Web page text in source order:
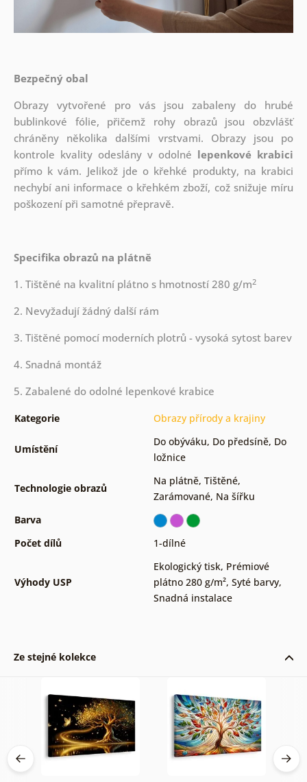
Bezpečný obal
Obrazy vytvořené pro vás jsou zabaleny do hrubé
bublinkové fólie, přičemž rohy obrazů jsou obzvlášť
chráněny několika dalšími vrstvami. Obrazy jsou po
kontrole kvality odeslány v odolné lepenkové krabici
přímo k vám. Jelikož jde o křehké produkty, na krabici
nechybí ani informace o křehkém zboží, což snižuje míru
poškození při samotné přepravě.
Specifika obrazů na plátně
1. Tištěné na kvalitní plátno s hmotností 280 g/m2
2. Nevyžadují žádný další rám
3. Tištěné pomocí moderních plotrů - vysoká sytost barev
4. Snadná montáž
5. Zabalené do odolné lepenkové krabice
Kategorie Obrazy přírody a krajiny
Umístění
Do obýváku, Do předsíně, Do
ložnice
Technologie obrazů
Na plátně, Tištěné,
Zarámované, Na šířku
Barva
Počet dílů
1-dílné
Výhody USP
Ekologický tisk, Prémiové
plátno 280 g/m², Syté barvy,
Snadná instalace
Ze stejné kolekce